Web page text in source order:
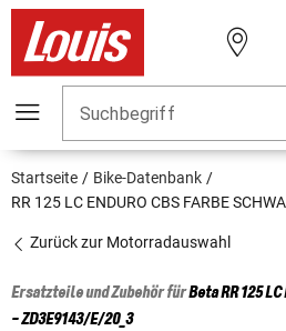
Suchbegriff
Startseite
Bike-Datenbank
RR 125 LC ENDURO CBS FARBE
Zurück zur Motorradauswahl
Ersatzteile und Zubehör fürBetaRR 125 LC
- ZD3E9143/E/20_3